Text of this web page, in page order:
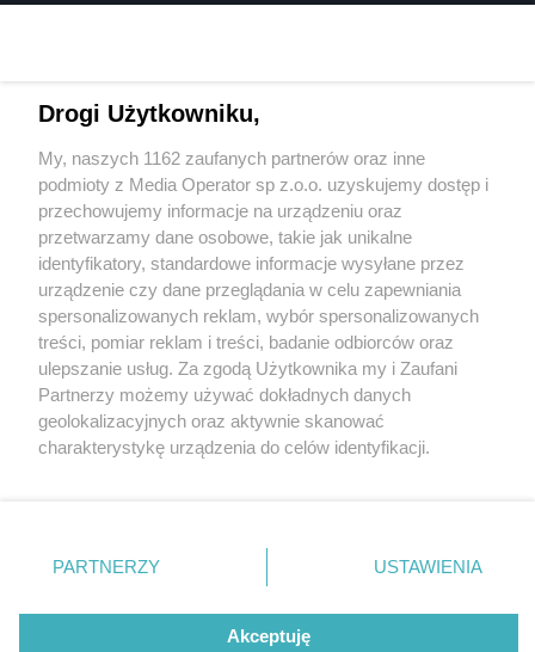
5 / 0
Wydawca mediów lokalnych
Nie zapomnij
zapoznać się z:
polityką prywatności
Twojemiasto
Piekary Śląskie
Chorzów
Tarnowskie Góry
Gliwice
Skontakuj sięz nami
Kontakt
Redakcja
Newsletter
Drogi Użytkowniku,
My, naszych 1162 zaufanych partnerów oraz inne
podmioty z Media Operator sp z.o.o. uzyskujemy dostęp i
przechowujemy informacje na urządzeniu oraz
przetwarzamy dane osobowe, takie jak unikalne
identyfikatory, standardowe informacje wysyłane przez
urządzenie czy dane przeglądania w celu zapewniania
spersonalizowanych reklam, wybór spersonalizowanych
treści, pomiar reklam i treści, badanie odbiorców oraz
ulepszanie usług. Za zgodą Użytkownika my i Zaufani
Partnerzy możemy używać dokładnych danych
geolokalizacyjnych oraz aktywnie skanować
charakterystykę urządzenia do celów identyfikacji.
zmienić/wycofać klikając przycisk ustawień prywatności
znajdujący się w lewym dolnym rogu strony
rodzaje przetwarzania danych nie wymagają zgody
użytkownika, ale masz prawo sprzeciwić się takiemu
PARTNERZY USTAWIENIA
Akceptuję